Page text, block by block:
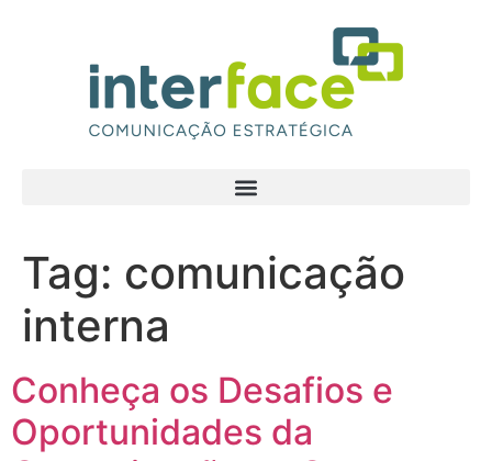
Tag: comunicação
interna
Conheça os Desafios e
Oportunidades da